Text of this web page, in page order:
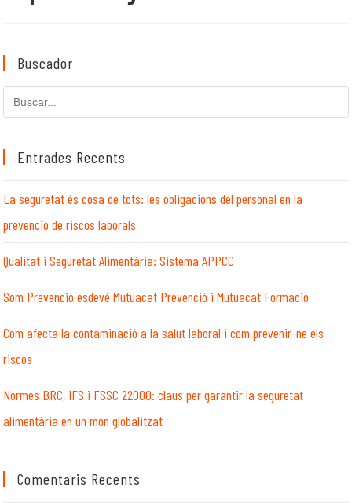
Buscador
en
llocEntrades Recents
La seguretat és cosa de tots: les obligacions del personal en la
prevenció de riscos laborals
Qualitat i Seguretat Alimentària: Sistema APPCC
Som Prevenció esdevé Mutuacat Prevenció i Mutuacat Formació
Com afecta la contaminació a la salut laboral i com prevenir-ne els
riscos
Normes BRC, IFS i FSSC 22000: claus per garantir la seguretat
alimentària en un món globalitzat
Comentaris Recents